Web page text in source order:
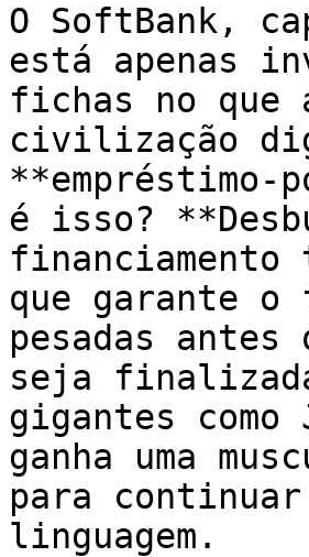
O SoftBank,
está apenas
fichas no que
civilização
**empréstimo-
é isso?
que garante o
pesadas
seja
gigantes como
ganha uma
para
linguagem.